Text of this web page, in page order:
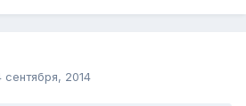
сентября, 2014